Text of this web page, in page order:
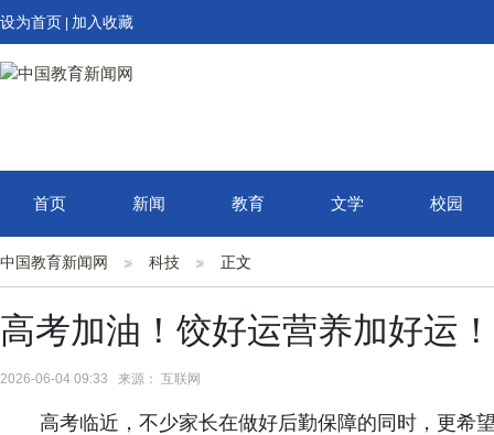
设为首页 加入收藏
首页 新闻 教育 文学 校园
中国教育新闻网 科技 正文
高考加油！饺好运营养加好运！
2026-06-04 09:33 来源： 互联网
高考临近，不少家长在做好后勤保障的同时，更希